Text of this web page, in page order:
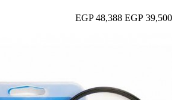
39,500 EGP
48,388 EGP